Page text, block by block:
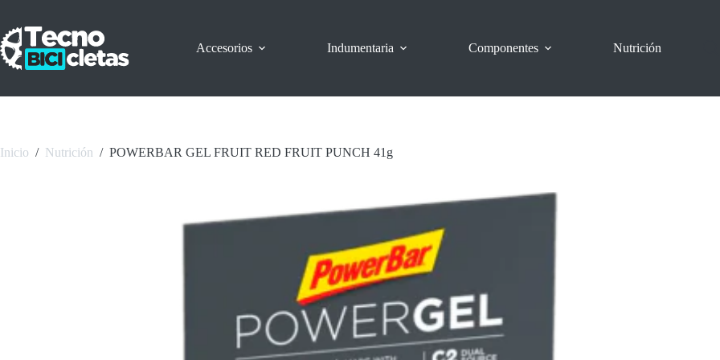
contenido
Accesorios
Indumentaria Componentes Nutrición
Inicio / Nutrición / POWERBAR GEL FRUIT RED FRUIT PUNCH 41g